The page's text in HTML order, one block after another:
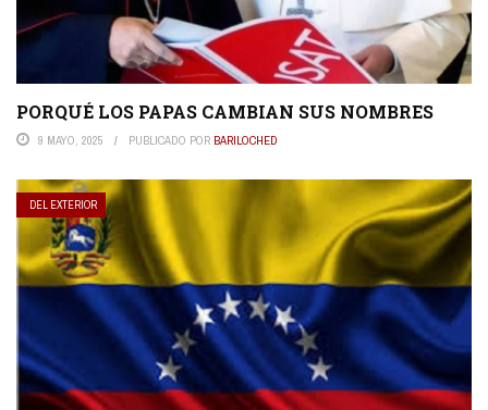
PORQUÉ LOS PAPAS CAMBIAN SUS NOMBRES
9 MAYO, 2025 PUBLICADO POR BARILOCHED
DEL EXTERIOR